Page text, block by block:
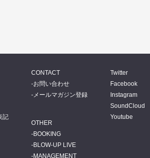
記
CONTACT
お問い合わせ
メールマガジン登録
OTHER
BOOKING
BLOW-UP LIVE
MANAGEMENT
Twitter
Facebook
Instagram
SoundCloud
Youtube